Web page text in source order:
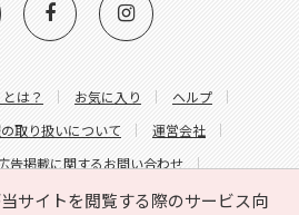
サイトを閲覧する際のサービス向
は？ お気に入り
ヘルプ
取り扱いについて
運営会社
告掲載に関するお問い合わせ
容に関するお問い合わせ